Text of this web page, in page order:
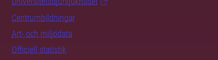
Centrumbildningar
Art- och miljödata
Officiell statistik